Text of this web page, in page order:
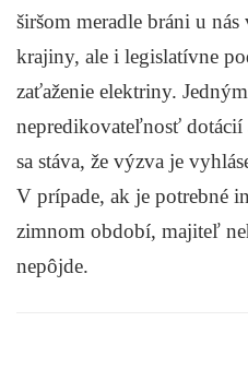
širšom meradle bráni u
krajiny, ale i legislatívne
zaťaženie elektriny.
nepredikovateľnosť dotácií
sa stáva, že výzva je
V prípade, ak je potrebné
zimnom období, majiteľ
nepôjde.